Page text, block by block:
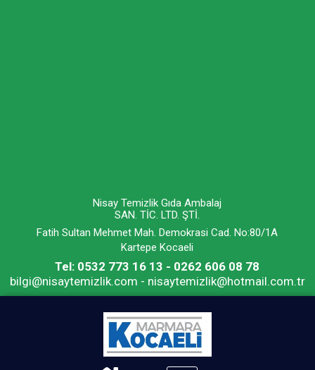
Nisay Temizlik Gıda Ambalaj
SAN. TİC. LTD. ŞTİ.
Fatih Sultan Mehmet Mah. Demokrasi Cad. No:80/1A
Kartepe Kocaeli
Tel: 0532 773 16 13 - 0262 606 08 78
bilgi@nisaytemizlik.com - nisaytemizlik@hotmail.com.tr